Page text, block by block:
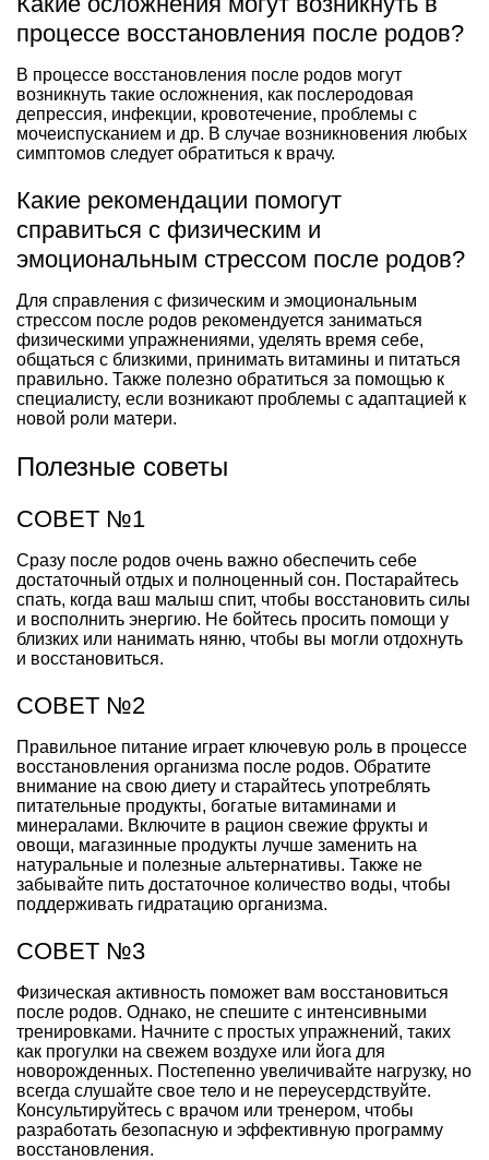
процессе восстановления после родов?
В процессе восстановления после родов могут
возникнуть такие осложнения, как послеродовая
депрессия, инфекции, кровотечение, проблемы с
мочеиспусканием и др. В случае возникновения любых
симптомов следует обратиться к врачу.
Какие рекомендации помогут
справиться с физическим и
эмоциональным стрессом после родов?
Для справления с физическим и эмоциональным
стрессом после родов рекомендуется заниматься
физическими упражнениями, уделять время себе,
общаться с близкими, принимать витамины и питаться
правильно. Также полезно обратиться за помощью к
специалисту, если возникают проблемы с адаптацией к
новой роли матери.
Полезные советы
СОВЕТ №1
Сразу после родов очень важно обеспечить себе
достаточный отдых и полноценный сон. Постарайтесь
спать, когда ваш малыш спит, чтобы восстановить силы
и восполнить энергию. Не бойтесь просить помощи у
близких или нанимать няню, чтобы вы могли отдохнуть
и восстановиться.
СОВЕТ №2
Правильное питание играет ключевую роль в процессе
восстановления организма после родов. Обратите
внимание на свою диету и старайтесь употреблять
питательные продукты, богатые витаминами и
минералами. Включите в рацион свежие фрукты и
овощи, магазинные продукты лучше заменить на
натуральные и полезные альтернативы. Также не
забывайте пить достаточное количество воды, чтобы
поддерживать гидратацию организма.
СОВЕТ №3
Физическая активность поможет вам восстановиться
после родов. Однако, не спешите с интенсивными
тренировками. Начните с простых упражнений, таких
как прогулки на свежем воздухе или йога для
новорожденных. Постепенно увеличивайте нагрузку, но
всегда слушайте свое тело и не переусердствуйте.
Консультируйтесь с врачом или тренером, чтобы
разработать безопасную и эффективную программу
восстановления.